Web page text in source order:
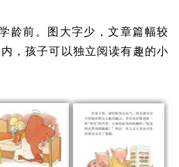
龄前。图大字少，文章篇幅较
，孩子可以独立阅读有趣的小